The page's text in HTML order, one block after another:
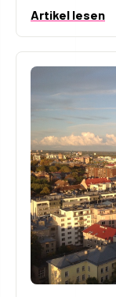
Artikel lesen